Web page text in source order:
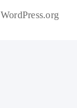
WordPress.org